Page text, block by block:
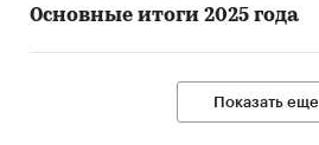
Основные итоги 2025 года
Показать еще